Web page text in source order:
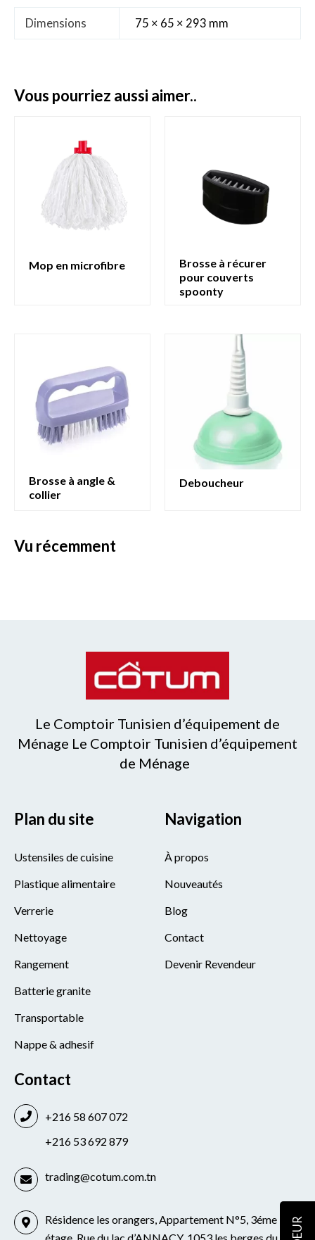
Dimensions 75 × 65 × 293 mm
vous pourriez aussi aimer..
mop en microfibre
brosse à récurer
pour couverts
spoonty
brosse à angle &
collier
deboucheur
vu récemment
Le Comptoir Tunisien d’équipement de
Ménage Le Comptoir Tunisien d’équipement
de Ménage
Plan du site
Ustensiles de cuisine
Plastique alimentaire
Verrerie
Nettoyage
Rangement
Batterie granite
Transportable
Nappe & adhesif
Navigation
À propos
Nouveautés
Blog
Contact
Devenir Revendeur
Contact
+216 58 607 072
+216 53 692 879
trading@cotum.com.tn
Résidence les orangers, Appartement N°5, 3éme